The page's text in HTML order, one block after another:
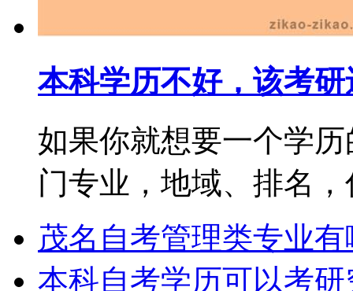
本科学历不好，该考
如果你就想要一个学
门专业，地域、排名，
茂名自考管理类专业
本科自考学历可以考